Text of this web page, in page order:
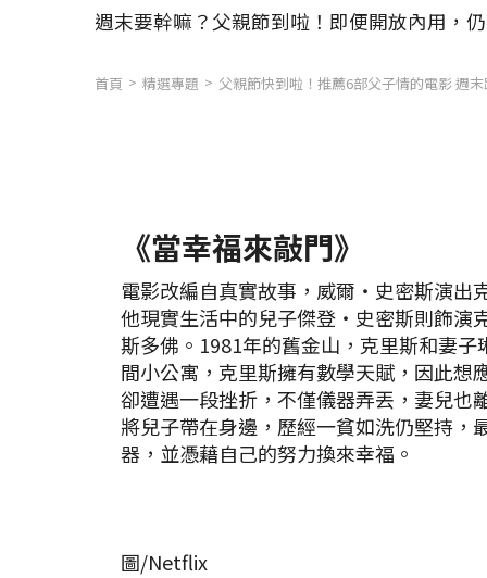
週末要幹嘛？父親節到啦！即便開放內用，
首頁 精選專題 父親節快到啦！推薦6部父子情的電影 週
《當幸福來敲門》
電影改編自真實故事，威爾‧史密斯演出
他現實生活中的兒子傑登‧史密斯則飾演
斯多佛。1981年的舊金山，克里斯和妻子
間小公寓，克里斯擁有數學天賦，因此想
卻遭遇一段挫折，不僅儀器弄丟，妻兒也
將兒子帶在身邊，歷經一貧如洗仍堅持，
器，並憑藉自己的努力換來幸福。
圖/Netflix